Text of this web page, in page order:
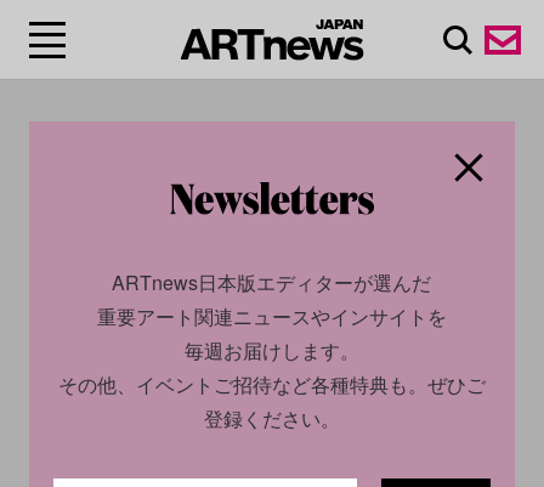
#クレス・オルデンバー
グ/Claes Oldenburg
ARTnews日本版エディターが選んだ
重要アート関連ニュースやインサイトを
毎週お届けします。
その他、イベントご招待など各種特典も。ぜひご
登録ください。